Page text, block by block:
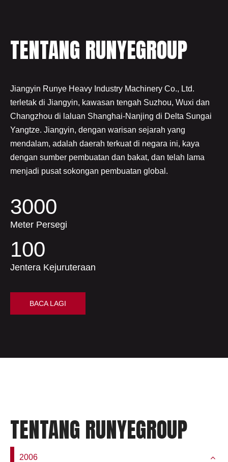
TENTANG RUNYEGROUP
Jiangyin Runye Heavy Industry Machinery Co., Ltd.
terletak di Jiangyin, kawasan tengah Suzhou, Wuxi dan
Changzhou di laluan Shanghai-Nanjing di Delta Sungai
Yangtze. Jiangyin, dengan warisan sejarah yang
mendalam, adalah daerah terkuat di negara ini, kaya
dengan sumber pembuatan dan bakat, dan telah lama
menjadi pusat sokongan pembuatan global.
3000
Meter Persegi
100
Jentera Kejuruteraan
BACA LAGI
TENTANG RUNYEGROUP
2006